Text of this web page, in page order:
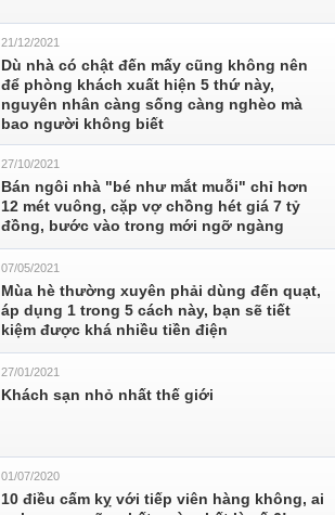
21/12/2021
Dù nhà có chật đến mấy cũng không nên
để phòng khách xuất hiện 5 thứ này,
nguyên nhân càng sống càng nghèo mà
bao người không biết
27/10/2021
Bán ngôi nhà "bé như mắt muỗi" chỉ hơn
12 mét vuông, cặp vợ chồng hét giá 7 tỷ
đồng, bước vào trong mới ngỡ ngàng
07/05/2021
Mùa hè thường xuyên phải dùng đến quạt,
áp dụng 1 trong 5 cách này, bạn sẽ tiết
kiệm được khá nhiều tiền điện
27/01/2021
Khách sạn nhỏ nhất thế giới
01/07/2020
10 điều cấm kỵ với tiếp viên hàng không, ai